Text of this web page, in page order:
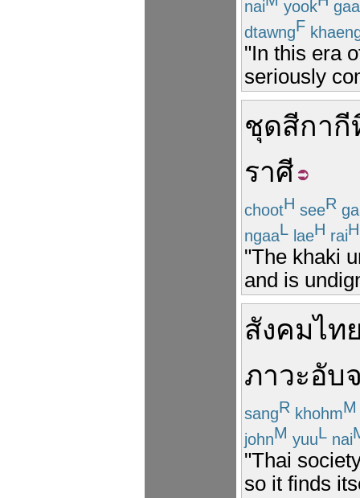
nai yook
dtawngF
"In this era
seriously
ชุดสีกากี
ราศี
chootH seeR
ngaaL laeH raiH
"The khaki
and is
สังคมไท
ภาวะอับ
sangR khohmM
johnM yuuL nai
"Thai
so it finds